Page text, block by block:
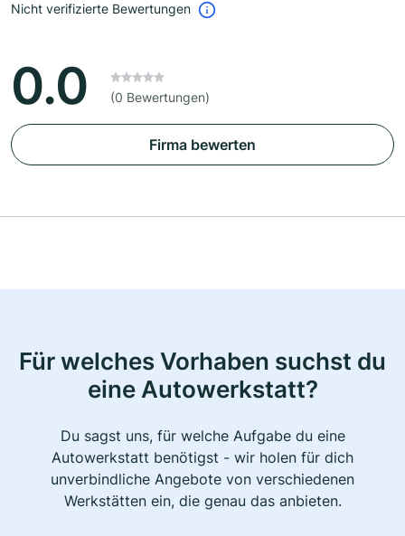
Nicht verifizierte Bewertungen
0.0 (0 Bewertungen)
Firma bewerten
Für welches Vorhaben suchst du
eine Autowerkstatt?
Du sagst uns, für welche Aufgabe du eine
Autowerkstatt benötigst - wir holen für dich
unverbindliche Angebote von verschiedenen
Werkstätten ein, die genau das anbieten.